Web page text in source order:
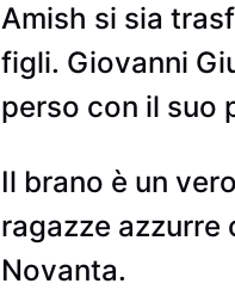
Amish si sia
figli. Giovanni
perso con il suo
Il brano è un
ragazze
Novanta.